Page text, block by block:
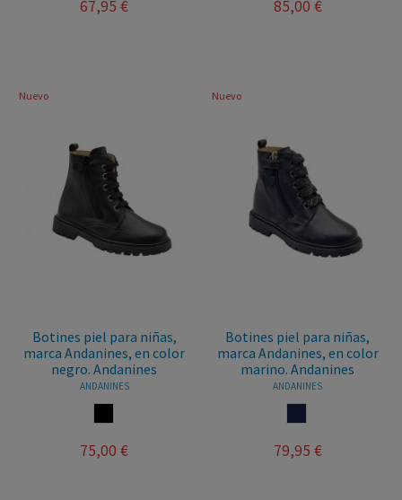
67,95 € 85,00 €
Nuevo
Botines piel para niñas,
marca Andanines, en color
negro. Andanines
ANDANINES
75,00 €
Nuevo
Botines piel para niñas,
marca Andanines, en color
marino. Andanines
ANDANINES
79,95 €